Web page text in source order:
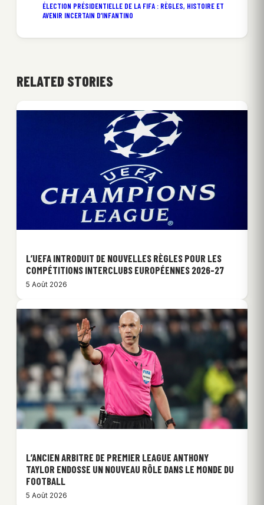
ÉLECTION PRÉSIDENTIELLE DE LA FIFA : RÈGLES, HISTOIRE ET
AVENIR INCERTAIN D’INFANTINO
RELATED STORIES
L’UEFA INTRODUIT DE NOUVELLES RÈGLES POUR LES
COMPÉTITIONS INTERCLUBS EUROPÉENNES 2026-27
5 Août 2026
L’ANCIEN ARBITRE DE PREMIER LEAGUE ANTHONY
TAYLOR ENDOSSE UN NOUVEAU RÔLE DANS LE MONDE DU
FOOTBALL
5 Août 2026